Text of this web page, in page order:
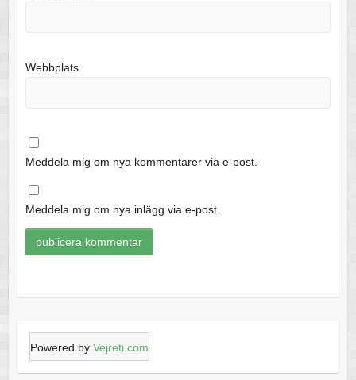
Webbplats
Meddela mig om nya kommentarer via e-post.
Meddela mig om nya inlägg via e-post.
Powered by Vejreti.com